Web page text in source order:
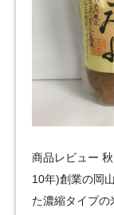
商品レビュー
10年)創業の岡
た濃縮タイプの